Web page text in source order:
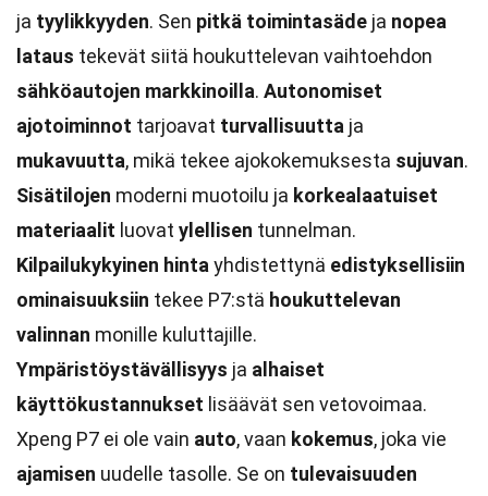
ja tyylikkyyden. Sen pitkä toimintasäde ja nopea
lataus tekevät siitä houkuttelevan vaihtoehdon
sähköautojen markkinoilla. Autonomiset
ajotoiminnot tarjoavat turvallisuutta ja
mukavuutta, mikä tekee ajokokemuksesta sujuvan.
Sisätilojen moderni muotoilu ja korkealaatuiset
materiaalit luovat ylellisen tunnelman.
Kilpailukykyinen hinta yhdistettynä edistyksellisiin
ominaisuuksiin tekee P7:stä houkuttelevan
valinnan monille kuluttajille.
Ympäristöystävällisyys ja alhaiset
käyttökustannukset lisäävät sen vetovoimaa.
Xpeng P7 ei ole vain auto, vaan kokemus, joka vie
ajamisen uudelle tasolle. Se on tulevaisuuden